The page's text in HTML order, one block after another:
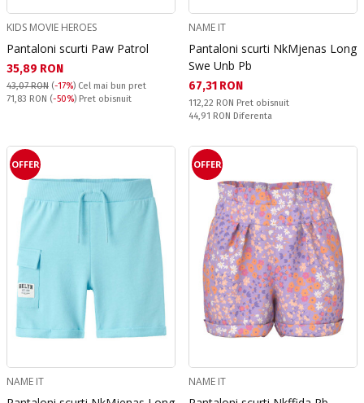
KIDS MOVIE HEROES
Pantaloni scurti Paw Patrol
Текуща цена:
35,89 RON
43,07 RON (-17%) Cel mai bun pret
Pret obisnuit:
71,83 RON (-50%) Pret obisnuit
NAME IT
Pantaloni scurti NkMjenas Long
Swe Unb Pb
Текуща цена:
67,31 RON
Pret obisnuit:
112,22 RON Pret obisnuit
Спестявате:
44,91 RON Diferenta
OFFER
NAME IT
OFFER
NAME IT